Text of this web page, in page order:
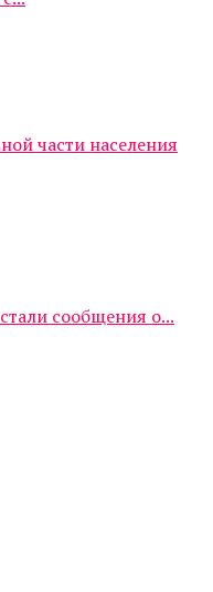
части населения
сообщения о...